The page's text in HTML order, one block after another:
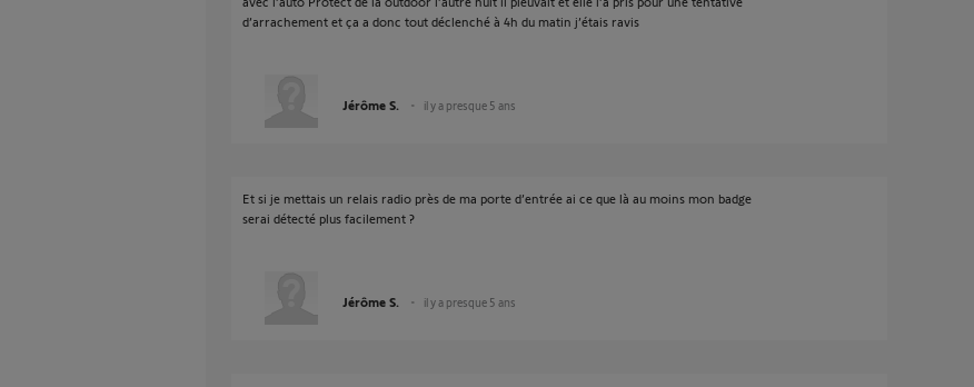
d’arrachement et ça a donc tout déclenché à 4h du matin j’étais ravis
Jérôme S. il y a presque 5 ans
Et si je mettais un relais radio près de ma porte d’entrée ai ce que là au moins mon badge
serai détecté plus facilement ?
Jérôme S. il y a presque 5 ans